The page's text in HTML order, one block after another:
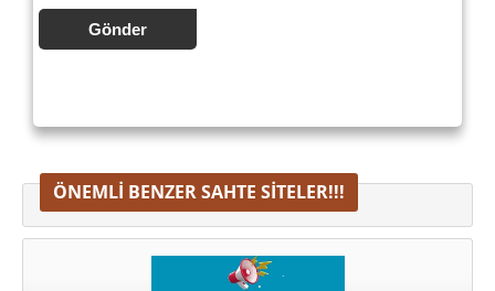
Gönder
ÖNEMLI BENZER SAHTE SITELER!!!